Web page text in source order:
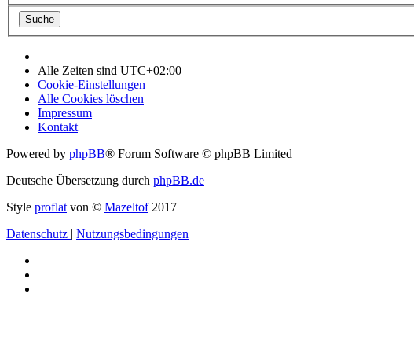
Alle Zeiten sind UTC+02:00
Cookie-Einstellungen
Alle Cookies löschen
Impressum
Kontakt
Powered by phpBB® Forum Software © phpBB Limited
Deutsche Übersetzung durch phpBB.de
Style proflat von © Mazeltof2017
Datenschutz | Nutzungsbedingungen